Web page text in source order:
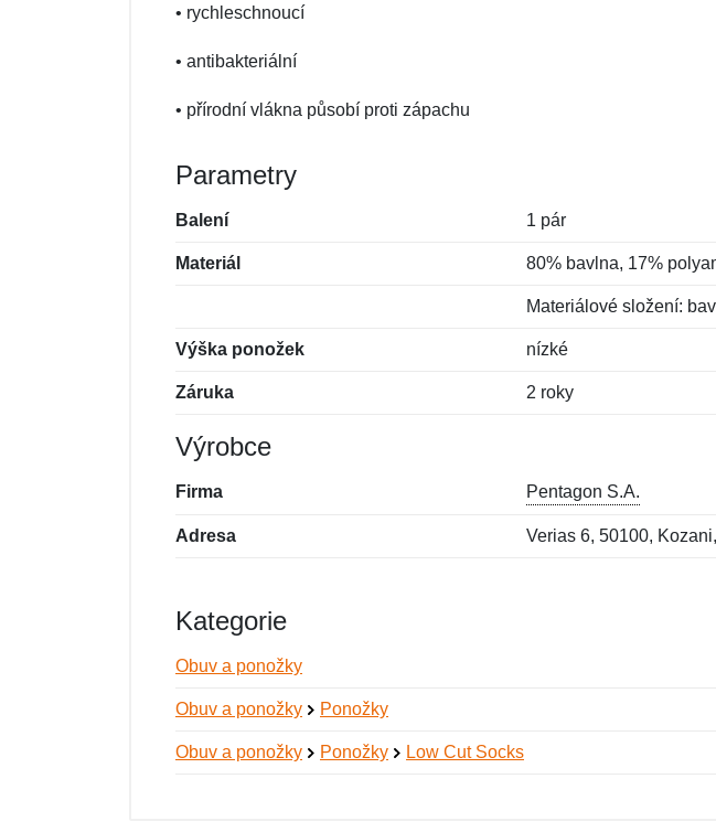
• rychleschnoucí
• antibakteriální
• přírodní vlákna působí proti zápachu
Parametry
Balení 1 pár
Materiál 80% bavlna, 17%
Materiálové složení:
Výška ponožek nízké
Záruka 2 roky
Výrobce
Firma Pentagon S.A.
Adresa Verias 6, 50100,
Kategorie
Obuv a ponožky
Obuv a ponožky Ponožky
Obuv a ponožky Ponožky Low Cut Socks